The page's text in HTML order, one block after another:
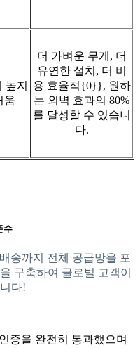
높지
움
더 가벼운 무게, 더
유연한 설치, 더 비
용 효율적{0}}, 원하
는 외벽 효과의 80%
를 달성할 수 있습니
다.
수
송까지 전체 공급망을 포
구축하여 글로벌 고객이
다!
증을 완전히 통과했으며